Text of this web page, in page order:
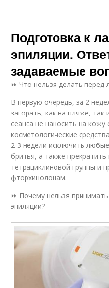
Подготовка к
эпиляции.
задаваемые
⏩ Что нельзя делать перед
В первую очередь, за 2
загорать, как на пляже, так
сеанса не наносить на
косметологические
2-3 недели исключить
бритья, а также
тетрациклиновой группы и
фторхинолонам.
⏩ Почему нельзя
эпиляции?